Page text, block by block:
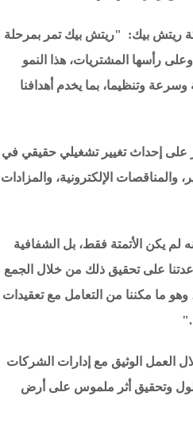
ريتش بيك: "ريتش بيك تمر بمرحلة
رأسها المشتريات، هذا النمو
وتنظيما، بما يخدم أهدافنا
على إحداث تغيير تشغيلي حقيقي في
الإلكترونية، والمزادات
يكن الأتمتة فقط، بل الشفافية
على تحقيق ذلك من خلال الجمع
وهو ما مكننا من التعامل مع تعقيدات
العمل الوثيق مع إدارات الشركات
وتحقيق أثر ملموس على أرض